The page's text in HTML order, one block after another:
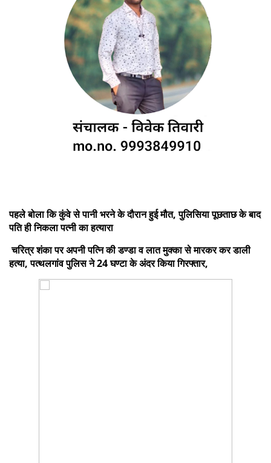
पहले बोला कि कुंवे से पानी भरने के दौरान हुई मौत, पुलिसिया पूछताछ के बाद
पति ही निकला पत्नी का हत्यारा
चरित्र शंका पर अपनी पत्नि की डण्डा व लात मुक्का से मारकर कर डाली
हत्या, पत्थलगांव पुलिस ने 24 घण्टा के अंदर किया गिरफ्तार,